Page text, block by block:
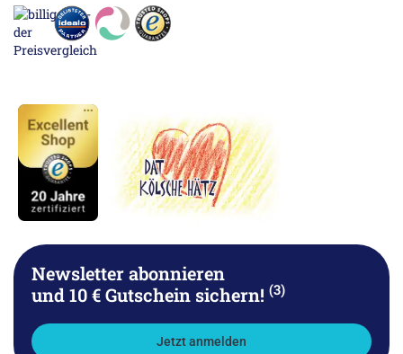
Newsletter abonnieren
und 10 € Gutschein sichern! (3)
Jetzt anmelden